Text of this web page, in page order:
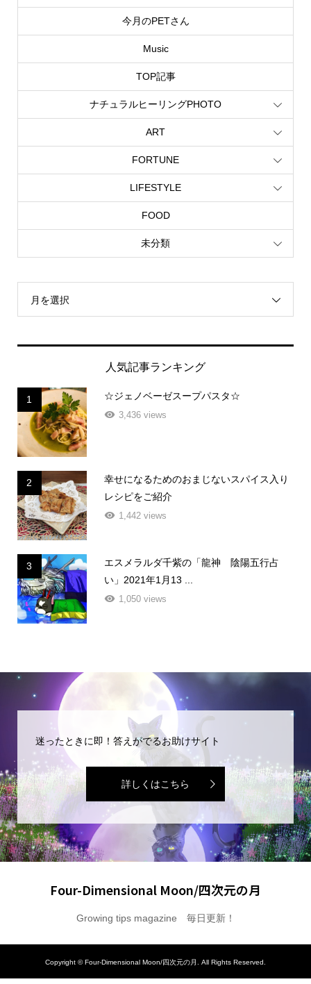
今月のPETさん
Music
TOP記事
ナチュラルヒーリングPHOTO
ART
FORTUNE
LIFESTYLE
FOOD
未分類
月を選択
人気記事ランキング
1 ☆ジェノベーゼスープパスタ☆
3,436 views
2
幸せになるためのおまじないスパイス入り
レシピをご紹介
1,442 views
3
エスメラルダ千紫の「龍神 陰陽五行占
い」2021年1月13 ...
1,050 views
迷ったときに即！答えがでるお助けサイト
詳しくはこちら
Four-Dimensional Moon/四次元の月
Growing tips magazine 毎日更新！
Copyright ©Four-Dimensional Moon/四次元の月. All Rights Reserved.